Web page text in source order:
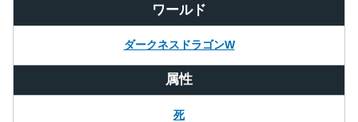
ワールド
ダークネスドラゴンW
属性
死